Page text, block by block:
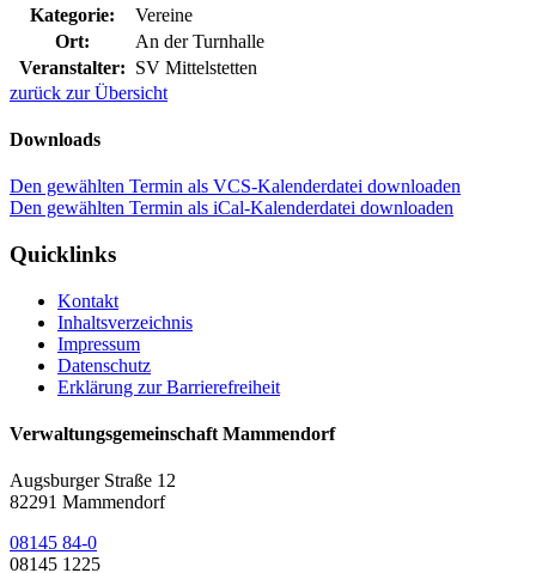
Kategorie:
Vereine
Ort:
An der Turnhalle
Veranstalter: SV Mittelstetten
zurück zur Übersicht
Downloads
Den gewählten Termin als VCS-Kalenderdatei downloaden
Den gewählten Termin als iCal-Kalenderdatei downloaden
Quicklinks
Kontakt
Inhaltsverzeichnis
Impressum
Datenschutz
Erklärung zur Barrierefreiheit
Verwaltungsgemeinschaft Mammendorf
Augsburger Straße 12
82291 Mammendorf
08145 84-0
08145 1225